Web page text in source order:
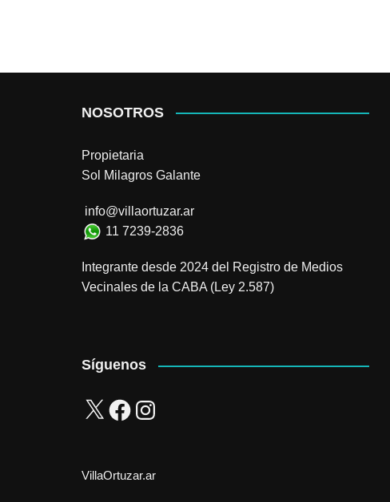
NOSOTROS
Propietaria
Sol Milagros Galante
info@villaortuzar.ar
11 7239-2836
Integrante desde 2024 del Registro de Medios
Vecinales de la CABA (Ley 2.587)
Síguenos
X FacebookInstagram
VillaOrtuzar.ar